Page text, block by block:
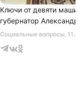
Социальные вопросы,
Ключи от девяти машин
губернатор Александр